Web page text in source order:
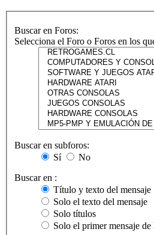
Buscar en Foros:
Selecciona el Foro o Foros en los
Buscar en subforos:
Sí
No
Buscar en :
Título y texto del mensaje
Solo el texto del mensaje
Solo títulos
Solo el primer mensaje de